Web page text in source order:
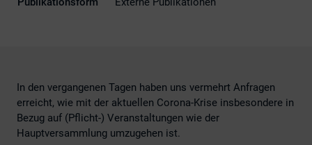
In den vergangenen Tagen haben uns vermehrt Anfragen
erreicht, wie mit der aktuellen Corona-Krise insbesondere in
Bezug auf (Pflicht-) Veranstaltungen wie der
Hauptversammlung umzugehen ist.